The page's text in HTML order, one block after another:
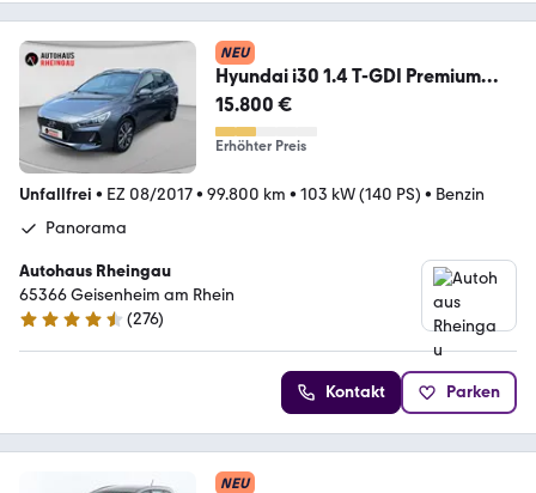
NEU
Hyundai i30 1.4 T-GDI Premium
PANO LED AHK
15.800 €
Erhöhter Preis
Unfallfrei • EZ 08/2017• 99.800 km • 103 kW (140 PS) • Benzin
Panorama
Autohaus Rheingau
65366 Geisenheim am Rhein
4.6 Sterne
(276)
Kontakt Parken
NEU